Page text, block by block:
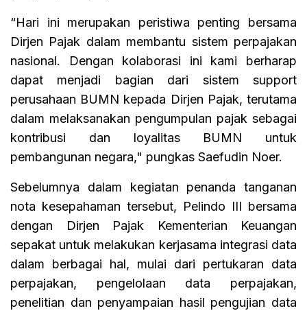
“Hari ini merupakan peristiwa penting bersama
Dirjen Pajak dalam membantu sistem perpajakan
nasional. Dengan kolaborasi ini kami berharap
dapat menjadi bagian dari sistem support
perusahaan BUMN kepada Dirjen Pajak, terutama
dalam melaksanakan pengumpulan pajak sebagai
kontribusi dan loyalitas BUMN untuk
pembangunan negara," pungkas Saefudin Noer.
Sebelumnya dalam kegiatan penanda tanganan
nota kesepahaman tersebut, Pelindo III bersama
dengan Dirjen Pajak Kementerian Keuangan
sepakat untuk melakukan kerjasama integrasi data
dalam berbagai hal, mulai dari pertukaran data
perpajakan, pengelolaan data perpajakan,
penelitian dan penyampaian hasil pengujian data